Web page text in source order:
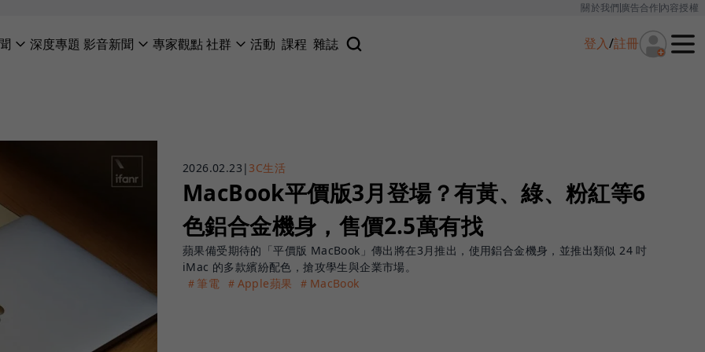
關於我們廣告合作內容授權
深度專題 影音新聞 專家觀點社群 活動 課程 雜誌 登入/註冊
2026.02.23 | 3C生活
MacBook平價版3月登場？有黃、綠、粉紅等6
色鋁合金機身，售價2.5萬有找
蘋果備受期待的「平價版 MacBook」傳出將在3月推出，使用鋁合金機身，並推出類似 24 吋
iMac 的多款繽紛配色，搶攻學生與企業市場。
＃筆電 ＃Apple蘋果 ＃MacBook